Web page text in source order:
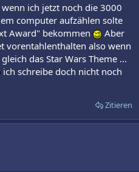
ich jetzt noch die 3000
computer aufzählen solte
Award" bekommen
Aber
vorentahlenthalten also wenn
das Star Wars Theme ...
ich schreibe doch nicht noch
Zitieren